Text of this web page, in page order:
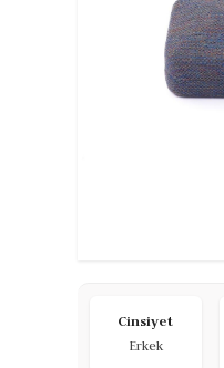
Cinsiyet
Erkek